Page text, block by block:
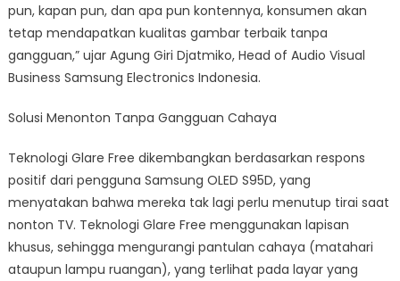
pun, kapan pun, dan apa pun kontennya, konsumen akan
tetap mendapatkan kualitas gambar terbaik tanpa
gangguan,” ujar Agung Giri Djatmiko, Head of Audio Visual
Business Samsung Electronics Indonesia.
Solusi Menonton Tanpa Gangguan Cahaya
Teknologi Glare Free dikembangkan berdasarkan respons
positif dari pengguna Samsung OLED S95D, yang
menyatakan bahwa mereka tak lagi perlu menutup tirai saat
nonton TV. Teknologi Glare Free menggunakan lapisan
khusus, sehingga mengurangi pantulan cahaya (matahari
ataupun lampu ruangan), yang terlihat pada layar yang